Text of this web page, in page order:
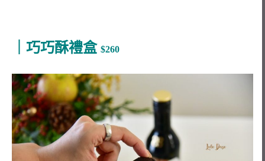
｜巧巧酥禮盒 $260